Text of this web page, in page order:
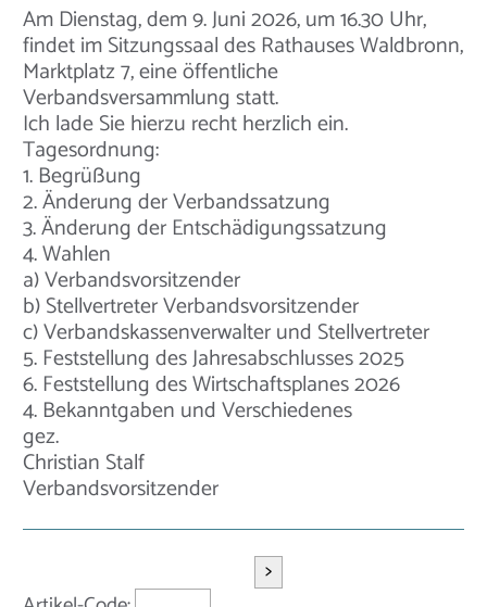
Am Dienstag, dem 9. Juni 2026, um 16.30 Uhr,
findet im Sitzungssaal des Rathauses Waldbronn,
Marktplatz 7, eine öffentliche
Verbandsversammlung statt.
Ich lade Sie hierzu recht herzlich ein.
Tagesordnung:
1. Begrüßung
2. Änderung der Verbandssatzung
3. Änderung der Entschädigungssatzung
4. Wahlen
a) Verbandsvorsitzender
b) Stellvertreter Verbandsvorsitzender
c) Verbandskassenverwalter und Stellvertreter
5. Feststellung des Jahresabschlusses 2025
6. Feststellung des Wirtschaftsplanes 2026
4. Bekanntgaben und Verschiedenes
gez.
Christian Stalf
Verbandsvorsitzender
>